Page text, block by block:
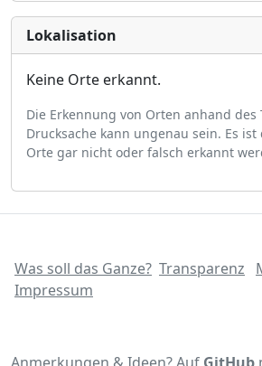
Lokalisation
Keine Orte erkannt.
Die Erkennung von Orten anhand des
Drucksache kann ungenau sein. Es
Orte gar nicht oder falsch erkannt
Was soll das Ganze? Transparenz
Impressum